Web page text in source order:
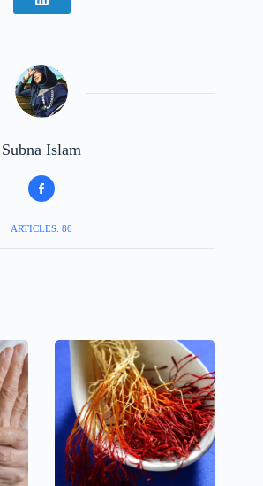
Subna Islam
ARTICLES: 80